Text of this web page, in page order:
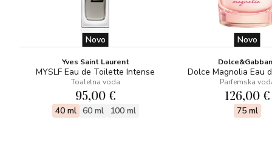
Novo
Yves Saint Laurent
MYSLF Eau de Toilette Intense
Toaletna voda
95,00 €
40 ml 60 ml 100 ml
Novo
Dolce Magnolia Eau
Parfemska
126,00 €
75 ml